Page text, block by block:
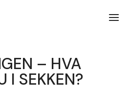
– HVA
I SEKKEN?